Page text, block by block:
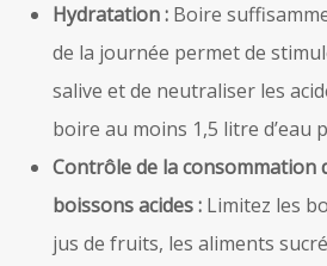
Hydratation : Boire
de la journée permet de
salive et de neutraliser les
boire au moins 1,5 litre d’eau
Contrôle de la consommation
boissons acides : Limitez les
jus de fruits, les aliments